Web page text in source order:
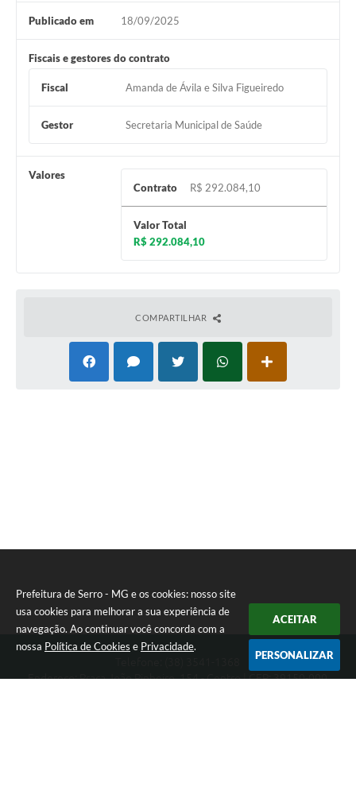
Prefeitura de Serro - MG e os cookies: nosso site
usa cookies para melhorar a sua experiência de
navegação. Ao continuar você concorda com a
nossa Política de Cookies e Privacidade.
ACEITAR
PERSONALIZAR
Publicado em 18/09/2025
Fiscais e gestores do contrato
Fiscal Amanda de Ávila e Silva Figueiredo
Gestor Secretaria Municipal de Saúde
Valores
Contrato
R$ 292.084,10
Valor Total
R$ 292.084,10
COMPARTILHAR
Endereço: Praça João Pinheiro, 154 - Centro | CEP: 39150-000